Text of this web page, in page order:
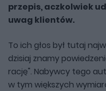
przepis, aczkolwiek
uwag klientów.
To ich głos był tutaj
dzisiaj znamy
rację". Nabywcy tego
w tym większych